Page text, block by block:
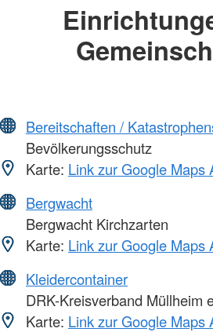
Bereitschaften /
Bevölkerungsschutz
Karte: Link zur Google Maps
Bergwacht
Bergwacht Kirchzarten
Karte: Link zur Google Maps
Kleidercontainer
DRK-Kreisverband Müllheim
Karte: Link zur Google Maps